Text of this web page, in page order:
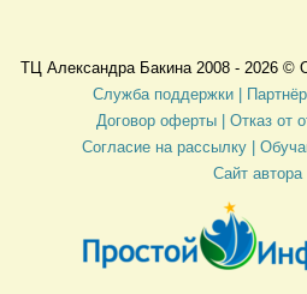
ТЦ Александра Бакина 2008 - 2026 ©
Служба поддержки |
Договор оферты
| Отказ от
Согласие на рассылку |
Сайт автора